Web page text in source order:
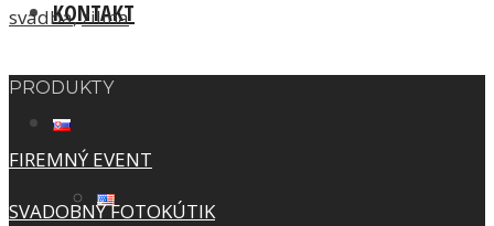
KONTAKT
svadba,zilina
PRODUKTY
FIREMNÝ EVENT
SVADOBNÝ FOTOKÚTIK